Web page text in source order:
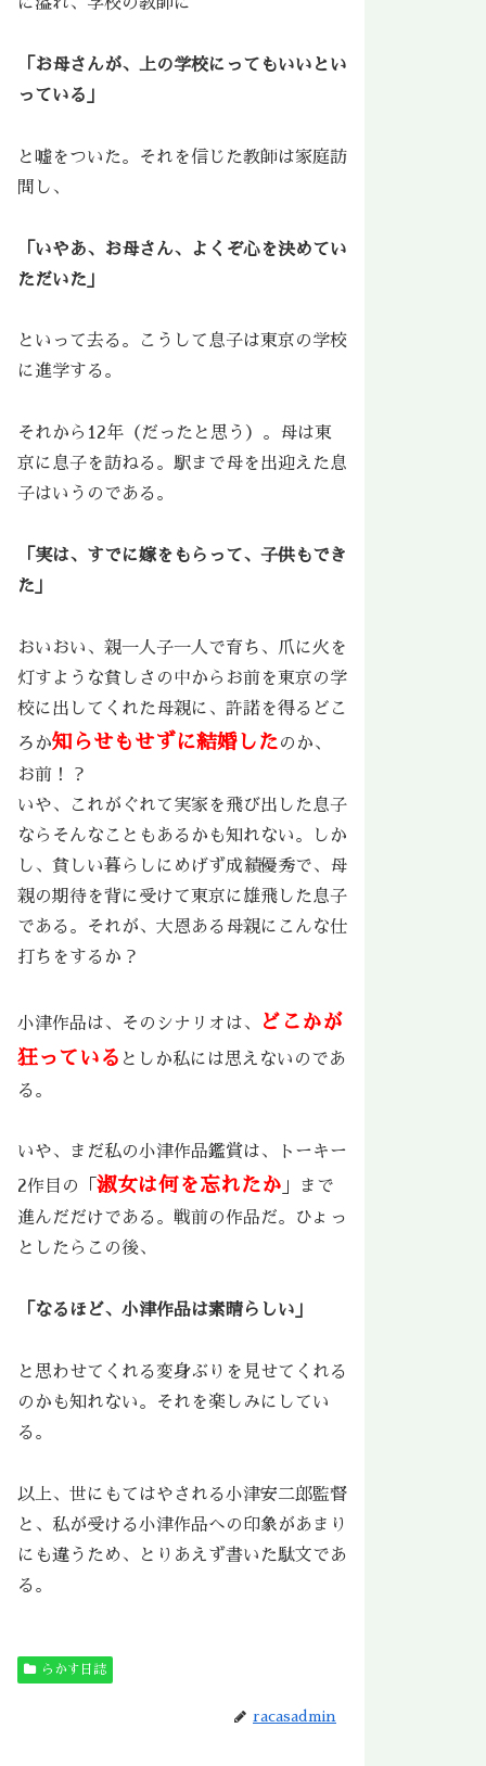
「お母さんが、上の学校にってもいいとい
っている」
と嘘をついた。それを信じた教師は家庭訪
問し、
「いやあ、お母さん、よくぞ心を決めてい
ただいた」
といって去る。こうして息子は東京の学校
に進学する。
それから12年（だったと思う）。母は東
京に息子を訪ねる。駅まで母を出迎えた息
子はいうのである。
「実は、すでに嫁をもらって、子供もでき
た」
おいおい、親一人子一人で育ち、爪に火を
灯すような貧しさの中からお前を東京の学
校に出してくれた母親に、許諾を得るどこ
ろか知らせもせずに結婚した のか、
お前！？
いや、これがぐれて実家を飛び出した息子
ならそんなこともあるかも知れない。しか
し、貧しい暮らしにめげず成績優秀で、母
親の期待を背に受けて東京に雄飛した息子
である。それが、大恩ある母親にこんな仕
打ちをするか？
小津作品は、そのシナリオは、
どこかが
狂っている としか私には思えないのであ
る。
いや、まだ私の小津作品鑑賞は、トーキー
2作目の「 淑女は何を忘れたか 」まで
進んだだけである。戦前の作品だ。ひょっ
としたらこの後、
「なるほど、小津作品は素晴らしい」
と思わせてくれる変身ぶりを見せてくれる
のかも知れない。それを楽しみにしてい
る。
以上、世にもてはやされる小津安二郎監督
と、私が受ける小津作品への印象があまり
にも違うため、とりあえず書いた駄文であ
る。
らかす日誌
racasadmin